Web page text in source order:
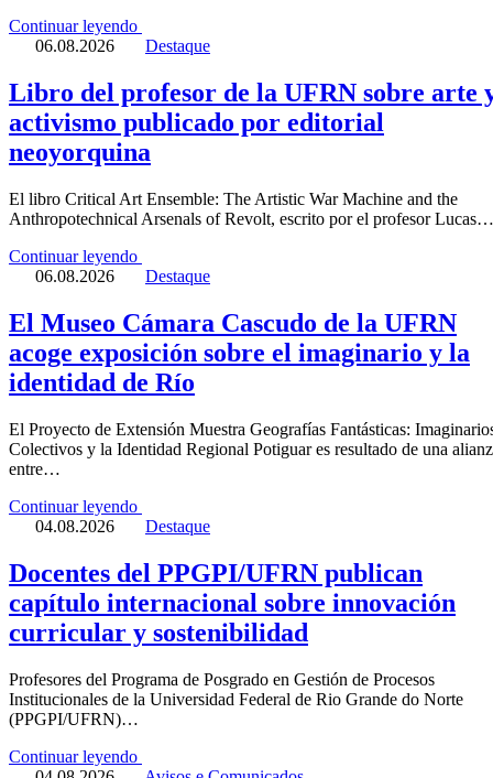
Continuar leyendo
06.08.2026
Destaque
Libro del profesor de la UFRN sobre arte
activismo publicado por editorial
neoyorquina
El libro Critical Art Ensemble: The Artistic War Machine and the
Anthropotechnical Arsenals of Revolt, escrito por el profesor Lucas…
Continuar leyendo
06.08.2026
Destaque
El Museo Cámara Cascudo de la UFRN
acoge exposición sobre el imaginario y la
identidad de Río
El Proyecto de Extensión Muestra Geografías Fantásticas:
Colectivos y la Identidad Regional Potiguar es resultado de una
entre…
Continuar leyendo
04.08.2026
Destaque
Docentes del PPGPI/UFRN publican
capítulo internacional sobre innovación
curricular y sostenibilidad
Profesores del Programa de Posgrado en Gestión de Procesos
Institucionales de la Universidad Federal de Rio Grande do Norte
(PPGPI/UFRN)…
Continuar leyendo